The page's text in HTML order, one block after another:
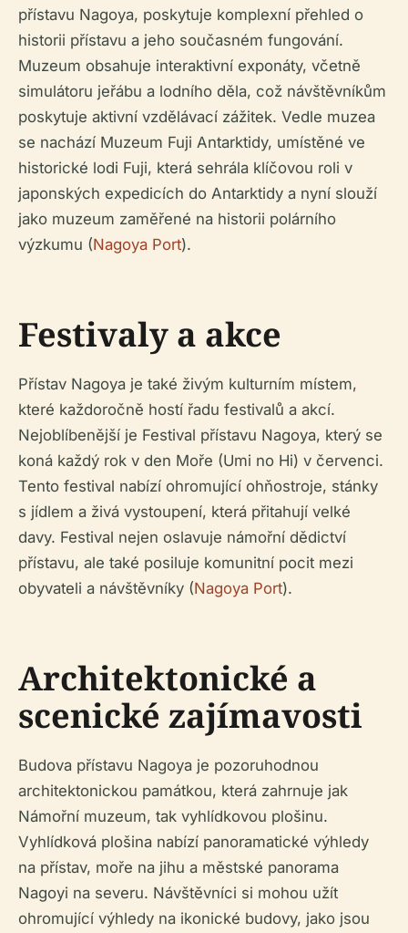
přístavu Nagoya, poskytuje komplexní přehled o
historii přístavu a jeho současném fungování.
Muzeum obsahuje interaktivní exponáty, včetně
simulátoru jeřábu a lodního děla, což návštěvníkům
poskytuje aktivní vzdělávací zážitek. Vedle muzea
se nachází Muzeum Fuji Antarktidy, umístěné ve
historické lodi Fuji, která sehrála klíčovou roli v
japonských expedicích do Antarktidy a nyní slouží
jako muzeum zaměřené na historii polárního
výzkumu (Nagoya Port).
Festivaly a akce
Přístav Nagoya je také živým kulturním místem,
které každoročně hostí řadu festivalů a akcí.
Nejoblíbenější je Festival přístavu Nagoya, který se
koná každý rok v den Moře (Umi no Hi) v červenci.
Tento festival nabízí ohromující ohňostroje, stánky
s jídlem a živá vystoupení, která přitahují velké
davy. Festival nejen oslavuje námořní dědictví
přístavu, ale také posiluje komunitní pocit mezi
obyvateli a návštěvníky (Nagoya Port).
Architektonické a
scenické zajímavosti
Budova přístavu Nagoya je pozoruhodnou
architektonickou památkou, která zahrnuje jak
Námořní muzeum, tak vyhlídkovou plošinu.
Vyhlídková plošina nabízí panoramatické výhledy
na přístav, moře na jihu a městské panorama
Nagoyi na severu. Návštěvníci si mohou užít
ohromující výhledy na ikonické budovy, jako jsou